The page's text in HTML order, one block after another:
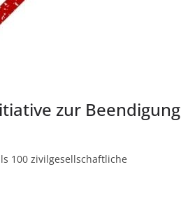
zur Beendigung
100 zivilgesellschaftliche